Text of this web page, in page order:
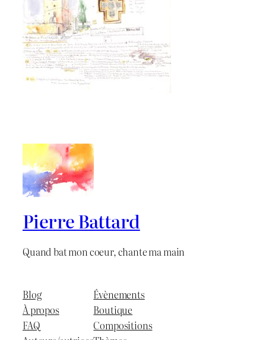
Pierre Battard
Quand bat mon coeur, chante ma main
Blog
À propos
FAQ
Évènements
Boutique
Compositions